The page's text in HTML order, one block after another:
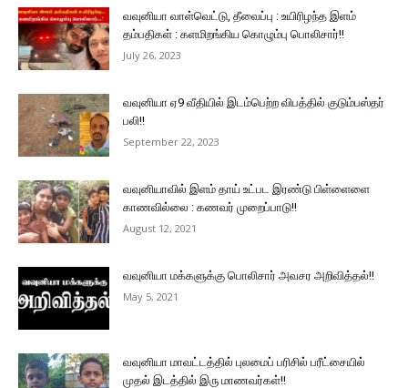
வவுனியா வாள்வெட்டு, தீவைப்பு : உயிரிழந்த இளம்
தம்பதிகள் : களமிறங்கிய கொழும்பு பொலிசார்!!
July 26, 2023
வவுனியா ஏ9 வீதியில் இடம்பெற்ற விபத்தில் குடும்பஸ்தர்
பலி!!
September 22, 2023
வவுனியாவில் இளம் தாய் உட்பட இரண்டு பிள்ளைளை
காணவில்லை : கணவர் முறைப்பாடு!!
August 12, 2021
வவுனியா மக்களுக்கு பொலிசார் அவசர அறிவித்தல்!!
May 5, 2021
வவுனியா மாவட்டத்தில் புலமைப் பரிசில் பரீட்சையில்
முதல் இடத்தில் இரு மாணவர்கள்!!